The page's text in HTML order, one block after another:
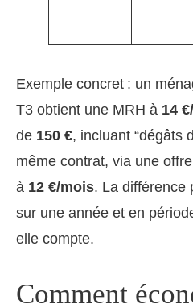
Exemple concret : un
T3 obtient une MRH à 14
de 150 €, incluant “dégâts
même contrat, via une
à 12 €/mois. La différence
sur une année et en
elle compte.
Comment